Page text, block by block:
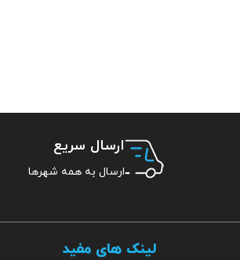
ارسال سریع
ارسال به همه شهرها
لینک های مفید